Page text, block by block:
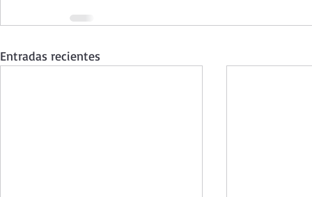
Entradas recientes